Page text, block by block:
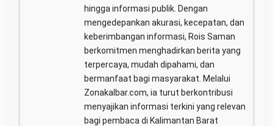
hingga informasi publik. Dengan
mengedepankan akurasi, kecepatan, dan
keberimbangan informasi, Rois Saman
berkomitmen menghadirkan berita yang
terpercaya, mudah dipahami, dan
bermanfaat bagi masyarakat. Melalui
Zonakalbar.com, ia turut berkontribusi
menyajikan informasi terkini yang relevan
bagi pembaca di Kalimantan Barat